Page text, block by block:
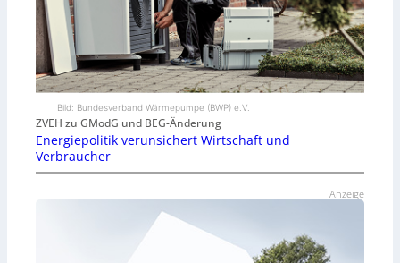
Bild: Bundesverband Wärmepumpe (BWP) e.V.
ZVEH zu GModG und BEG-Änderung
Energiepolitik verunsichert Wirtschaft und
Verbraucher
Anzeige